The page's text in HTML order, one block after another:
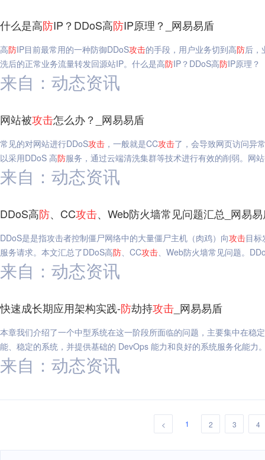
什么是高防IP？DDoS高防IP原理？_网易易盾
高防IP目前最常用的一种防御DDoS攻击的手段，用户业务切到高防后，
洗后的正常业务流量转发回源站IP。什么是高防IP？DDoS高防IP原理？
来自：动态资讯
网站被攻击怎么办？_网易易盾
常见的对网站进行DDoS攻击 ，一般就是CC攻击了，会导致网页访问异
以采用DDoS 高防服务，通过云端清洗集群等技术进行有效的削弱。网
来自：动态资讯
DDoS高防、CC攻击、Web防火墙常见问题汇总_网易
DDoS是是指攻击者控制僵尸网络中的大量僵尸主机（肉鸡）向攻击目
服务请求。本文汇总了DDoS高防、CC攻击、Web防火墙常见问题。
来自：动态资讯
快速成长期应用架构实践-防劫持攻击 _网易易盾
本章我们介绍了一个中型系统在这一阶段所面临的问题，主要集中在稳
能、稳定的系统，并提供基础的 DevOps 能力和良好的系统服务化能力
来自：动态资讯
< 1 2 3 4